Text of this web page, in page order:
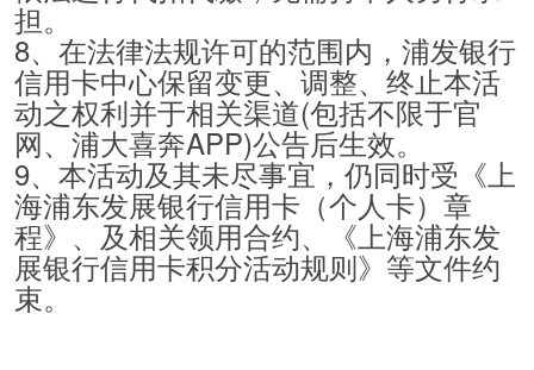
担。
8、在法律法规许可的范围内，浦发银行
信用卡中心保留变更、调整、终止本活
动之权利并于相关渠道(包括不限于官
网、浦大喜奔APP)公告后生效。
9、本活动及其未尽事宜，仍同时受《上
海浦东发展银行信用卡（个人卡）章
程》、及相关领用合约、《上海浦东发
展银行信用卡积分活动规则》等文件约
束。